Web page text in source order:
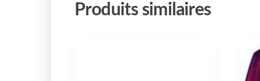
Produits similaires